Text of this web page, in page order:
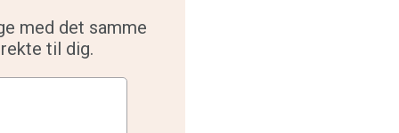
med det samme
til dig.